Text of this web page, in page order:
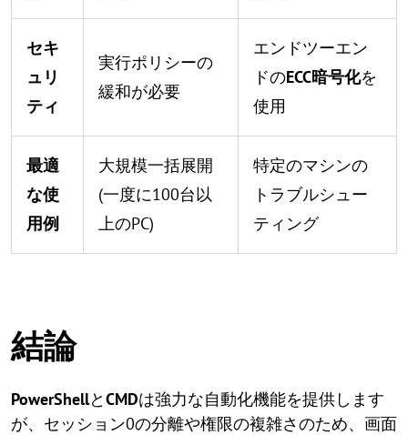
セキ
ュリ
ティ
実行ポリシーの
緩和が必要
エンドツーエン
ドのECC暗号化を
使用
最適
な使
用例
大規模一括展開
(一度に100台以
上のPC)
特定のマシンの
トラブルシュー
ティング
結論
PowerShellとCMDは強力な自動化機能を提供します
が、セッション0の分離や権限の複雑さのため、画面